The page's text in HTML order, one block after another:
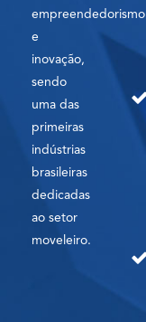
empreendedorismo
e
inovação,
sendo
uma das
primeiras
indústrias
brasileiras
dedicadas
ao setor
moveleiro.